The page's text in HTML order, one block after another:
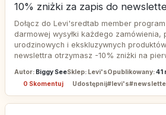
10% zniżki za zapis do
Dołącz do Levi'sredtab member
darmowej wysyłki każdego zamówienia,
urodzinowych i ekskluzywnych
newslettra otrzymasz -10% zniżki na
Autor: Biggy SeeSklep: Levi'sOpublikowany:41
0 Skomentuj Udostępnij#levi's